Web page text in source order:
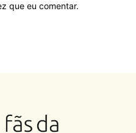
que eu comentar.